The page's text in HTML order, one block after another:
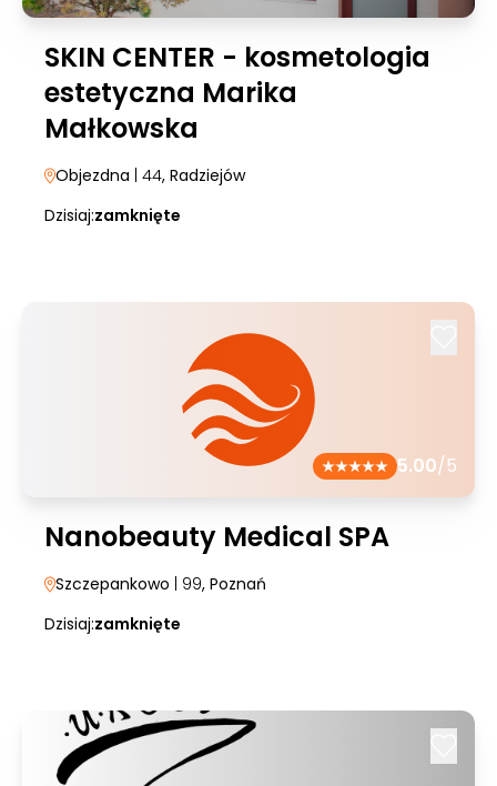
SKIN CENTER - kosmetologia
estetyczna Marika
Małkowska
Objezdna | 44, Radziejów
Dzisiaj:zamknięte
5.00/5
Nanobeauty Medical SPA
Szczepankowo | 99, Poznań
Dzisiaj:zamknięte